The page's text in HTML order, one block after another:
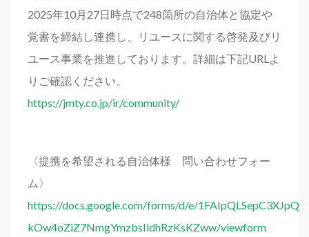
2025年10月27日時点で248箇所の自治体と協定や
覚書を締結し連携し、リユースに関する啓発及びリ
ユース事業を推進しております。詳細は下記URLよ
りご確認ください。
https://jmty.co.jp/ir/community/
〈提携を希望される自治体様 問い合わせフォー
ム〉
https://docs.google.com/forms/d/e/
kOw4oZiZ7NmgYmzbsIldhRzKsKZww/viewform